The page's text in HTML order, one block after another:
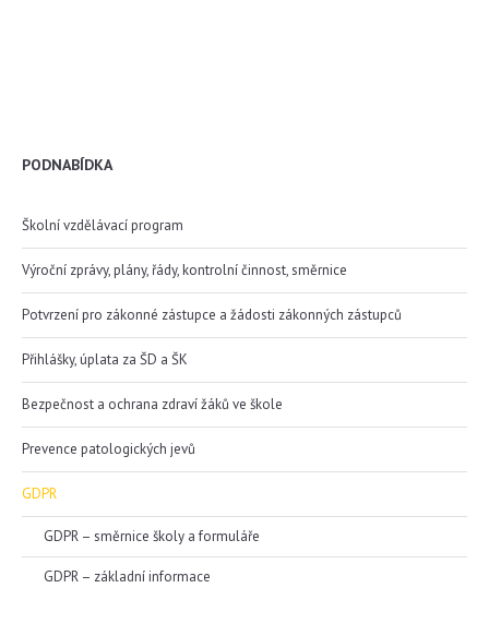
PODNABÍDKA
Školní vzdělávací program
Výroční zprávy, plány, řády, kontrolní činnost, směrnice
Potvrzení pro zákonné zástupce a žádosti zákonných zástupců
Přihlášky, úplata za ŠD a ŠK
Bezpečnost a ochrana zdraví žáků ve škole
Prevence patologických jevů
GDPR
GDPR – směrnice školy a formuláře
GDPR – základní informace